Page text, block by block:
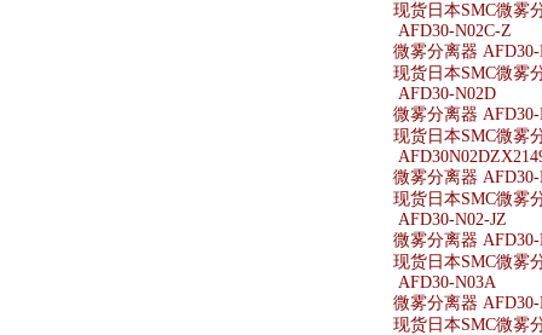
现货日本SMC微雾
AFD30-N02C-Z
微雾分离器
现货日本SMC微雾
AFD30-N02D
微雾分离器 AFD30-
现货日本SMC微雾
微雾分离器
现货日本SMC微雾
AFD30-N02-JZ
微雾分离器 AFD30-
现货日本SMC微雾
AFD30-N03A
微雾分离器
现货日本SMC微雾